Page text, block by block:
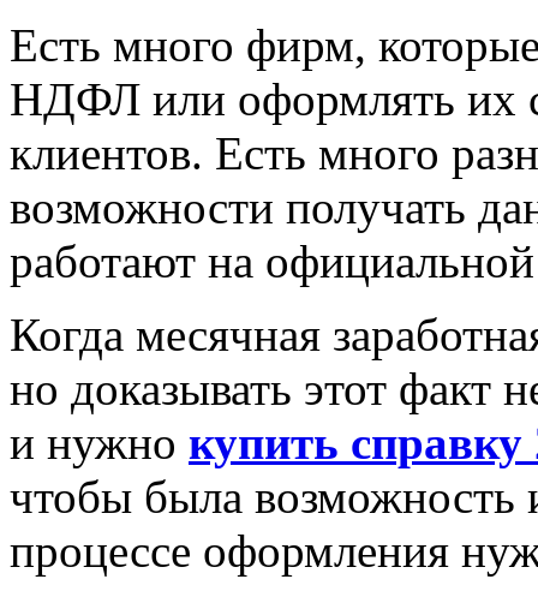
Есть много фирм,
НДФЛ или оформлять их
клиентов. Есть много
возможности получать
работают на
Когда месячная
но доказывать этот факт
и нужно купить
чтобы была возможность
процессе оформления